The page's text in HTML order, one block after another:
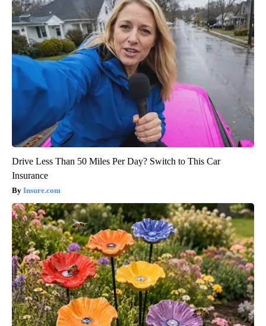
Drive Less Than 50 Miles Per Day? Switch to This Car
Insurance
Insure.com